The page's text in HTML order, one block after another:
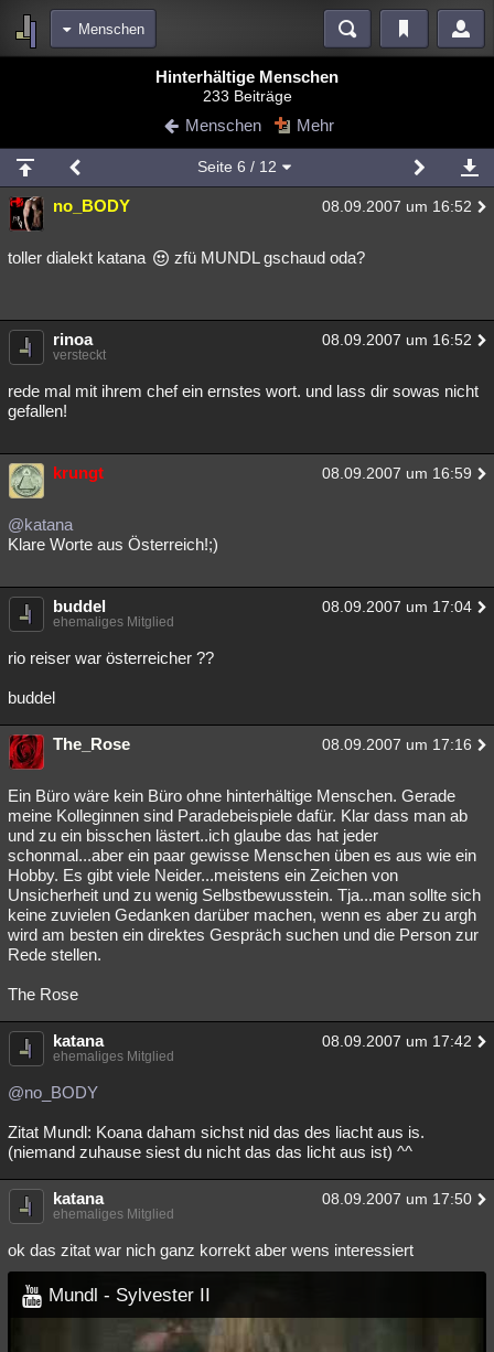
Menschen
Blogs Videos
Chat Wiki Neuigkeiten
meine Rubriken
Menschen Wissenschaft Mystery Kriminalfälle
Spiritualität Verschwörungen Technologie
weitere Rubriken
Philosophie
Astronomie
Musik Clash Verbesserungen Allmystery English
Übersichten
Besucht
Hinterhältige Menschen
233 Beiträge
Menschen Mehr
Seite 6 / 12
no_BODY 08.09.2007 um 16:52
toller dialekt katana zfü MUNDL gschaud oda?
rinoa 08.09.2007 um 16:52
versteckt
rede mal mit ihrem chef ein ernstes wort. und lass dir sowas nicht
gefallen!
krungt 08.09.2007 um 16:59
@katana
Klare Worte aus Österreich!;)
buddel 08.09.2007 um 17:04
ehemaliges Mitglied
rio reiser war österreicher ??
buddel
The_Rose 08.09.2007 um 17:16
Ein Büro wäre kein Büro ohne hinterhältige Menschen. Gerade
meine Kolleginnen sind Paradebeispiele dafür. Klar dass man ab
und zu ein bisschen lästert..ich glaube das hat jeder
schonmal...aber ein paar gewisse Menschen üben es aus wie ein
Hobby. Es gibt viele Neider...meistens ein Zeichen von
Unsicherheit und zu wenig Selbstbewusstein. Tja...man sollte sich
keine zuvielen Gedanken darüber machen, wenn es aber zu argh
wird am besten ein direktes Gespräch suchen und die Person zur
Rede stellen.
The Rose
katana 08.09.2007 um 17:42
ehemaliges Mitglied
@no_BODY
Zitat Mundl: Koana daham sichst nid das des liacht aus is.
(niemand zuhause siest du nicht das das licht aus ist) ^^
katana 08.09.2007 um 17:50
ehemaliges Mitglied
ok das zitat war nich ganz korrekt aber wens interessiert
Mundl - Sylvester II